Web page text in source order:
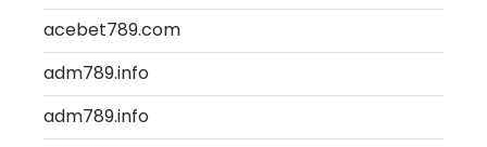
acebet789.com
adm789.info
adm789.info